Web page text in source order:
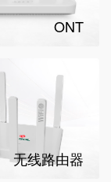
ONT
无线路由器